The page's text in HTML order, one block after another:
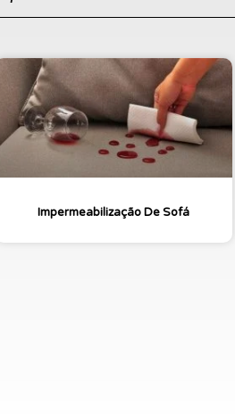
Impermeabilização De Sofá